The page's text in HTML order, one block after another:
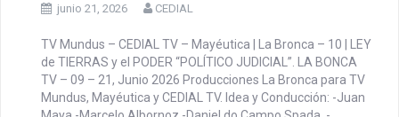
CEDIAL TV – Mayéutica | La
Bronca – 10 | LEY de TIERRAS
y el PODER “POLÍTICO
JUDICIAL”.